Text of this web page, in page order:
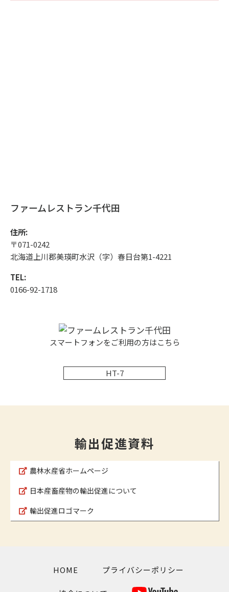
ファームレストラン千代田
住所:
〒071-0242
北海道上川郡美瑛町水沢（字）春日台第1-4221
TEL:
0166-92-1718
スマートフォンをご利用の方はこちら
HT-7
輸出促進資料
農林水産省ホームページ
日本産畜産物の輸出促進について
輸出促進ロゴマーク
HOME プライバシーポリシー